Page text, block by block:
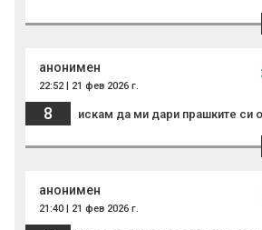
анонимен
22:52 | 21 фев 2026 г.
8 искам да ми дари прашките си
анонимен
21:40 | 21 фев 2026 г.